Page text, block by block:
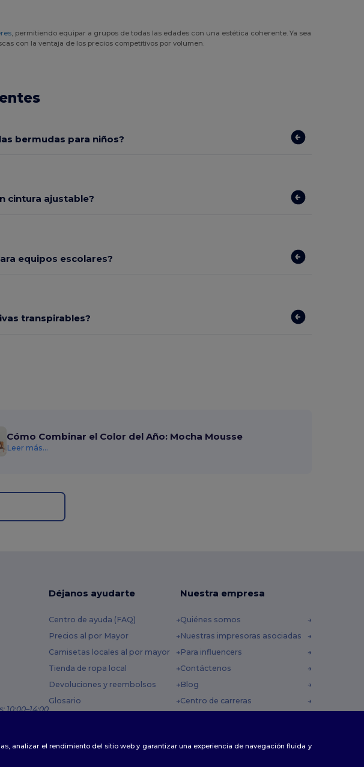
, permitiendo equipar a grupos de todas las edades con una estética coherente. Ya sea
con la ventaja de los precios competitivos por volumen.
bermudas para niños?
cintura ajustable?
equipos escolares?
transpirables?
Cómo Combinar el Color del Año: Mocha Mousse
Leer más...
10:00–14:00
Déjanos ayudarte
Centro de ayuda (FAQ)
Precios al por Mayor
Camisetas locales al por mayor
Tienda de ropa local
Devoluciones y reembolsos
Glosario
Nuestra empresa
Quiénes somos
Nuestras impresoras asociadas
Para influencers
Contáctenos
Blog
Centro de carreras
analizar el rendimiento del sitio web y garantizar una experiencia de navegación fluida y